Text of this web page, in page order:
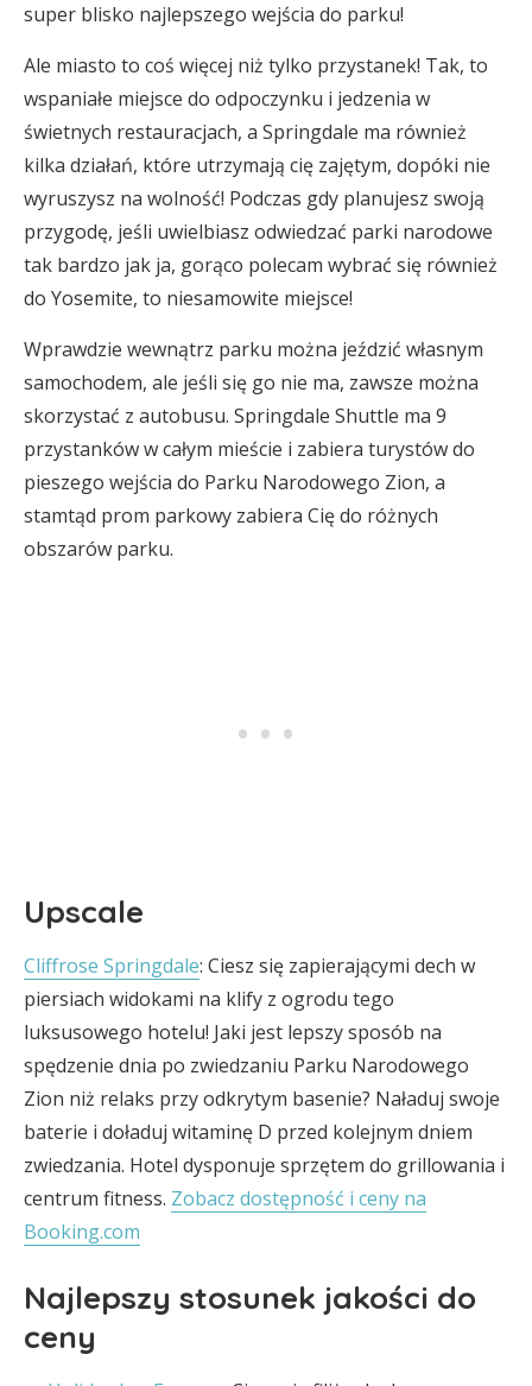
super blisko najlepszego wejścia do parku!
Ale miasto to coś więcej niż tylko przystanek! Tak, to
wspaniałe miejsce do odpoczynku i jedzenia w
świetnych restauracjach, a Springdale ma również
kilka działań, które utrzymają cię zajętym, dopóki nie
wyruszysz na wolność! Podczas gdy planujesz swoją
przygodę, jeśli uwielbiasz odwiedzać parki narodowe
tak bardzo jak ja, gorąco polecam wybrać się również
do Yosemite, to niesamowite miejsce!
Wprawdzie wewnątrz parku można jeździć własnym
samochodem, ale jeśli się go nie ma, zawsze można
skorzystać z autobusu. Springdale Shuttle ma 9
przystanków w całym mieście i zabiera turystów do
pieszego wejścia do Parku Narodowego Zion, a
stamtąd prom parkowy zabiera Cię do różnych
obszarów parku.
Upscale
Cliffrose Springdale: Ciesz się zapierającymi dech w
piersiach widokami na klify z ogrodu tego
luksusowego hotelu! Jaki jest lepszy sposób na
spędzenie dnia po zwiedzaniu Parku Narodowego
Zion niż relaks przy odkrytym basenie? Naładuj swoje
baterie i doładuj witaminę D przed kolejnym dniem
zwiedzania. Hotel dysponuje sprzętem do grillowania i
centrum fitness. Zobacz dostępność i ceny na
Booking.com
Najlepszy stosunek jakości do
ceny